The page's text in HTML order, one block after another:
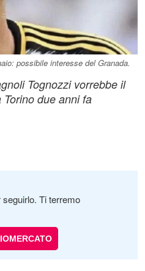
possibile interesse del Granada.
Tognozzi vorrebbe il
due anni fa
Ti terremo